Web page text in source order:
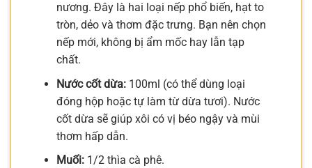
nương. Đây là hai loại nếp phổ biến, hạt to
tròn, dẻo và thơm đặc trưng. Bạn nên chọn
nếp mới, không bị ẩm mốc hay lẫn tạp
chất.
Nước cốt dừa:100ml (có thể dùng loại
đóng hộp hoặc tự làm từ dừa tươi). Nước
cốt dừa sẽ giúp xôi có vị béo ngậy và mùi
thơm hấp dẫn.
Muối:1/2 thìa cà phê.